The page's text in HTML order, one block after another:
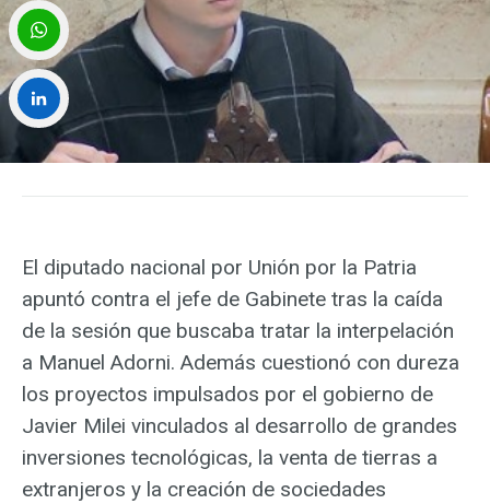
El diputado nacional por Unión por la Patria
apuntó contra el jefe de Gabinete tras la caída
de la sesión que buscaba tratar la interpelación
a Manuel Adorni. Además cuestionó con dureza
los proyectos impulsados por el gobierno de
Javier Milei vinculados al desarrollo de grandes
inversiones tecnológicas, la venta de tierras a
extranjeros y la creación de sociedades
Twitter
WhatsApp
LinkedIn